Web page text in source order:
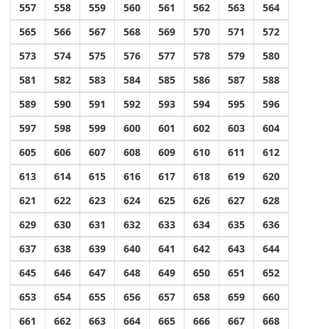
557
558 559 560 561 562 563
564
565
566 567 568 569 570 571
572
573
574 575 576 577 578 579
580
581
582 583 584 585 586 587
588
589
590 591 592 593 594 595
596
597
598 599 600 601 602 603
604
605
606 607 608 609 610 611
612
613
614 615 616 617 618 619
620
621
622 623 624 625 626 627
628
629
630 631 632 633 634 635
636
637
638 639 640 641 642 643
644
645
646 647 648 649 650 651
652
653
654 655 656 657 658 659
660
661
662 663 664 665 666 667
668